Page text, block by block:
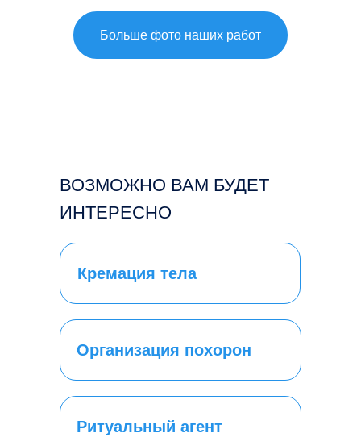
Больше фото наших работ
Кремация тела
ВОЗМОЖНО ВАМ БУДЕТ
ИНТЕРЕСНО
Ритуальный агент
Организация похорон